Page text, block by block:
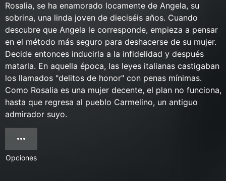
Rosalia, se ha enamorado locamente de Angela, su
sobrina, una linda joven de dieciséis años. Cuando
descubre que Angela le corresponde, empieza a pensar
en el método más seguro para deshacerse de su mujer.
Decide entonces inducirla a la infidelidad y después
matarla. En aquella época, las leyes italianas castigaban
los llamados "delitos de honor" con penas mínimas.
Como Rosalia es una mujer decente, el plan no funciona,
hasta que regresa al pueblo Carmelino, un antiguo
admirador suyo.
Opciones